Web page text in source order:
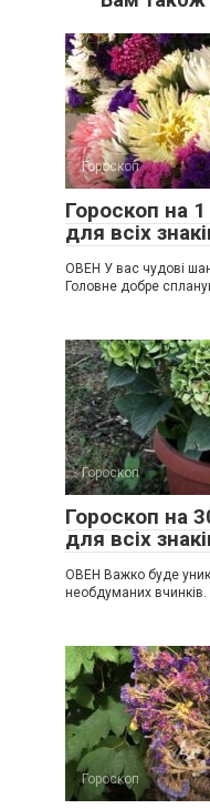
Гороскоп
Гороскоп на
для всіх
ОВЕН У вас чудові
Головне добре
Гороскоп
Гороскоп на
для всіх
ОВЕН Важко буде
необдуманих вчинків.
Гороскоп